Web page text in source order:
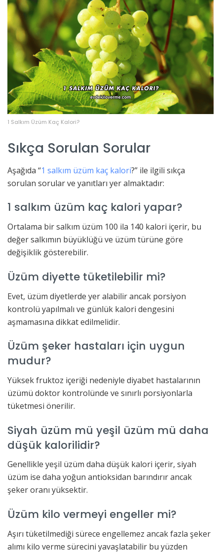
1 Salkım Üzüm Kaç Kalori?
Sıkça Sorulan Sorular
Aşağıda “1 salkım üzüm kaç kalori?” ile ilgili sıkça
sorulan sorular ve yanıtları yer almaktadır:
1 salkım üzüm kaç kalori yapar?
Ortalama bir salkım üzüm 100 ila 140 kalori içerir, bu
değer salkımın büyüklüğü ve üzüm türüne göre
değişiklik gösterebilir.
Üzüm diyette tüketilebilir mi?
Evet, üzüm diyetlerde yer alabilir ancak porsiyon
kontrolü yapılmalı ve günlük kalori dengesini
aşmamasına dikkat edilmelidir.
Üzüm şeker hastaları için uygun
mudur?
Yüksek fruktoz içeriği nedeniyle diyabet hastalarının
üzümü doktor kontrolünde ve sınırlı porsiyonlarla
tüketmesi önerilir.
Siyah üzüm mü yeşil üzüm mü daha
düşük kalorilidir?
Genellikle yeşil üzüm daha düşük kalori içerir, siyah
üzüm ise daha yoğun antioksidan barındırır ancak
şeker oranı yüksektir.
Üzüm kilo vermeyi engeller mi?
Aşırı tüketilmediği sürece engellemez ancak fazla şeker
alımı kilo verme sürecini yavaşlatabilir bu yüzden